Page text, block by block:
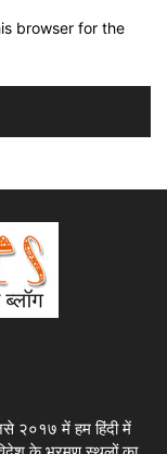
browser for the
२०१७ में हम हिंदी में